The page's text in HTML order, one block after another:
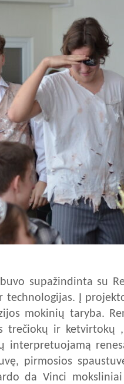
supažindinta su
Į
mokinių taryba.
ir ketvirtokų
interpretuojamą
pirmosios
da Vinci